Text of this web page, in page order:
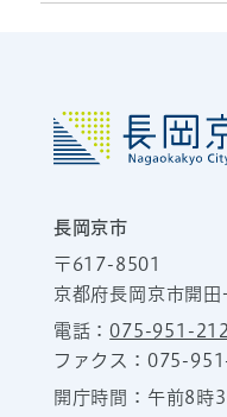
長岡京市
〒617-8501
京都府長岡京市開
電話：075-951-
ファクス：075-
開庁時間：午前8